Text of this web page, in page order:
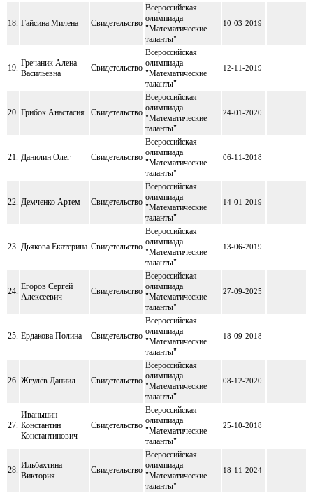
18. Гайсина Милена Свидетельство
Всероссийская
олимпиада
"Математические
таланты"
10-03-2019
19. Гречаник Алена
Васильевна
Свидетельство
Всероссийская
олимпиада
"Математические
таланты"
12-11-2019
20. Грибок Анастасия Свидетельство
Всероссийская
олимпиада
"Математические
таланты"
24-01-2020
21. Данилин Олег Свидетельство
Всероссийская
олимпиада
"Математические
таланты"
06-11-2018
22. Демченко Артем Свидетельство
Всероссийская
олимпиада
"Математические
таланты"
14-01-2019
23. Дьякова Екатерина Свидетельство
Всероссийская
олимпиада
"Математические
таланты"
13-06-2019
24. Егоров Сергей
Алексеевич
Свидетельство
Всероссийская
олимпиада
"Математические
таланты"
27-09-2025
25. Ердакова Полина Свидетельство
Всероссийская
олимпиада
"Математические
таланты"
18-09-2018
26. Жгулёв Даниил Свидетельство
Всероссийская
олимпиада
"Математические
таланты"
08-12-2020
27.
Иваньшин
Константин
Константинович
Свидетельство
Всероссийская
олимпиада
"Математические
таланты"
25-10-2018
28. Ильбахтина
Виктория
Свидетельство
Всероссийская
олимпиада
"Математические
таланты"
18-11-2024